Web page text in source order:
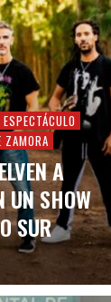
ZAMORA
A
UN SHOW
SUR